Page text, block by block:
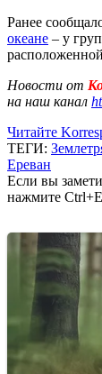
Ранее
океане – у
Новости от
на наш канал
Читайте
ТЕГИ:
Ереван
Если вы
нажмите